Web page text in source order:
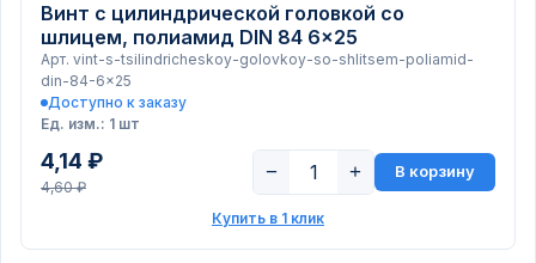
Винт с цилиндрической головкой со
шлицем, полиамид DIN 84 6x25
Арт. vint-s-tsilindricheskoy-golovkoy-so-shlitsem-poliamid-
din-84-6x25
Доступно к заказу
Ед. изм.: 1 шт
4,14 ₽
4,60 ₽
− + В корзину
Купить в 1 клик